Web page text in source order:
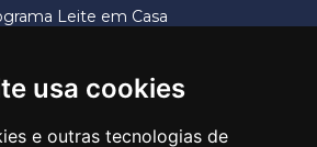
usa cookies
e outras tecnologias de
Leite em Casa